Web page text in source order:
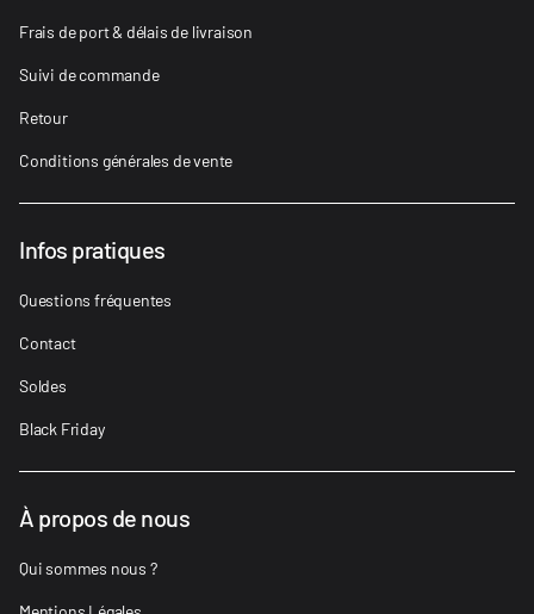
Frais de port & délais de livraison
Suivi de commande
Retour
Conditions générales de vente
Infos pratiques
Questions fréquentes
Contact
Soldes
Black Friday
À propos de nous
Qui sommes nous ?